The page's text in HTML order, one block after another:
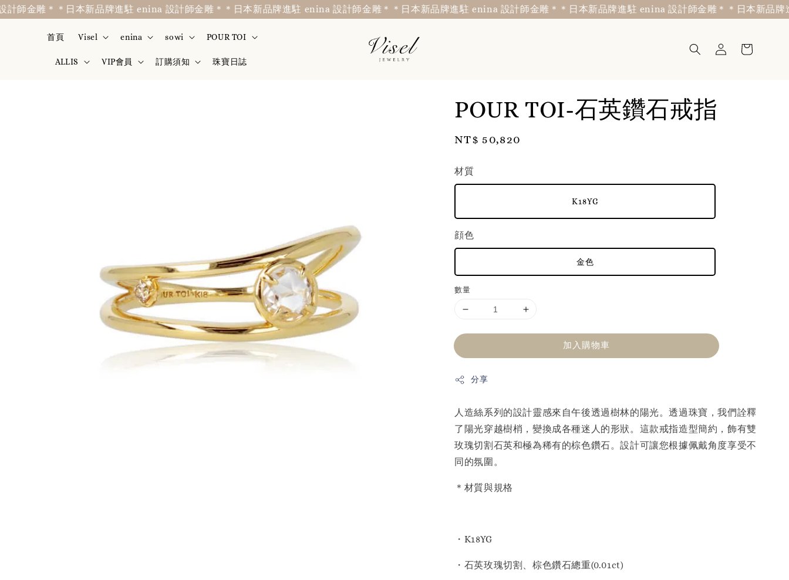
金雕＊＊日本新品牌進駐 enina 設計師金雕＊＊日本新品牌進駐 enina 設計師金雕＊＊日本新品牌進駐 enina 設計師金雕＊＊日本新品牌進駐 enina 設計師金雕＊＊日本新品牌進駐
首頁 Visel enina sowi POUR TOI
ALLIS VIP會員 訂購須知 珠寶日誌
POUR TOI-石英鑽石戒指
Regular
NT$ 50,820
材質
K18YG
顔色
金色
數量
加入購物車
分享
人造絲系列的設計靈感來自午後透過樹林的陽光。透過珠寶，我們詮釋
了陽光穿越樹梢，變換成各種迷人的形狀。這款戒指造型簡約，飾有雙
玫瑰切割石英和極為稀有的棕色鑽石。設計可讓您根據佩戴角度享受不
同的氛圍。
＊材質與規格
・K18YG
・石英玫瑰切割、棕色鑽石總重(0.01ct)